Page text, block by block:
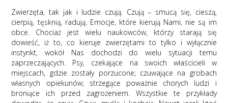
Zwierzęta, tak jak i ludzie czują. Czują – smucą się, cieszą,
cierpią, tęsknią, radują. Emocje, które kierują Nami, nie są im
obce. Chociaż jest wielu naukowców, którzy starają się
dowieść, iż to, co kieruje zwierzętami to tylko i wyłącznie
instynkt, wokół Nas dochodzi do wielu sytuacji temu
zaprzeczających. Psy, czekające na swoich właścicieli w
miejscach, gdzie zostały porzucone; czuwające na grobach
własnych opiekunów; strzegące poważnie chorych ludzi i
broniące ich przed zagrożeniem. Wszystkie te przykłady